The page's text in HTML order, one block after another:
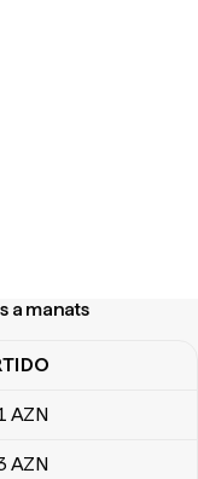
a manats
manats azerbaiyanos
AZN
AZN